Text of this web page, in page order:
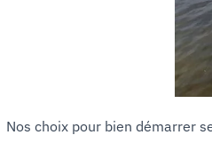
Nos choix pour bien démarrer